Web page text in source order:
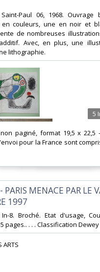
Paul 06, 1968.
couleurs, une en noir et
de nombreuses
Avec, en plus, une
lithographie.‎
5
paginé, format 19,5 x
pour la France sont
MENACE PAR LE
1997‎
In-8. Broché. Etat d'usage,
. . . Classification Dewey :
ARTS‎